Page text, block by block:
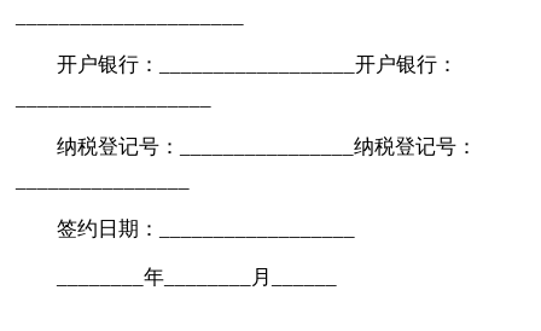
开户银行：__________________开户银行：
纳税登记号：________________纳税登记号：
签约日期：__________________
________年________月______